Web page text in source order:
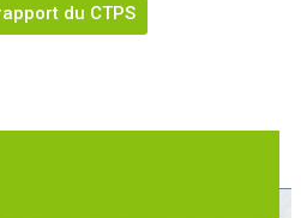
du CTPS